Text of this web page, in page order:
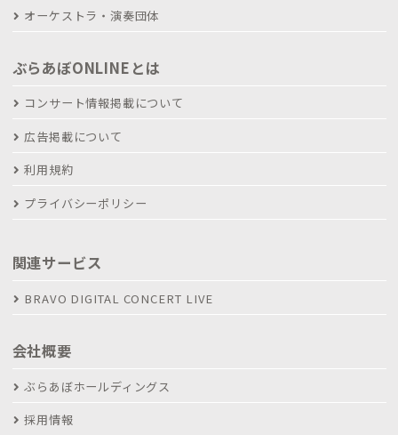
オーケストラ・演奏団体
ぶらあぼONLINEとは
コンサート情報掲載について
広告掲載について
利用規約
プライバシーポリシー
関連サービス
BRAVO DIGITAL CONCERT LIVE
会社概要
ぶらあぼホールディングス
採用情報